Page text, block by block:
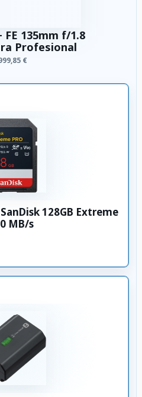
FE 135mm f/1.8
Profesional
€
128GB Extreme
MB/s